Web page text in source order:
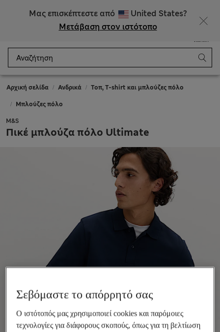
Μας επισκέπτεστε από
United States?
Μετάβαση στον ιστότοπο
Αρχική σελίδα Ανδρικά Τοπ, T-shirt και μπλούζες πόλο
Μπλούζες πόλο
M&S
Πικέ μπλούζα πόλο Ultimate
Σεβόμαστε το απόρρητό σας
Ο ιστότοπός μας χρησιμοποιεί cookies και παρόμοιες
τεχνολογίες για διάφορους σκοπούς, όπως για τη βελτίωση